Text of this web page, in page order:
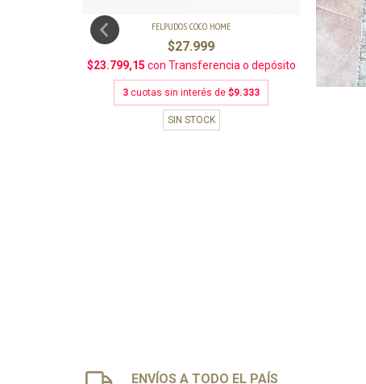
FELPUDOS COCO HOME
$27.999
$23.799,15 con Transferencia o depósito
3 cuotas sin interés de $9.333
SIN STOCK
ENVÍOS A TODO EL PAÍS